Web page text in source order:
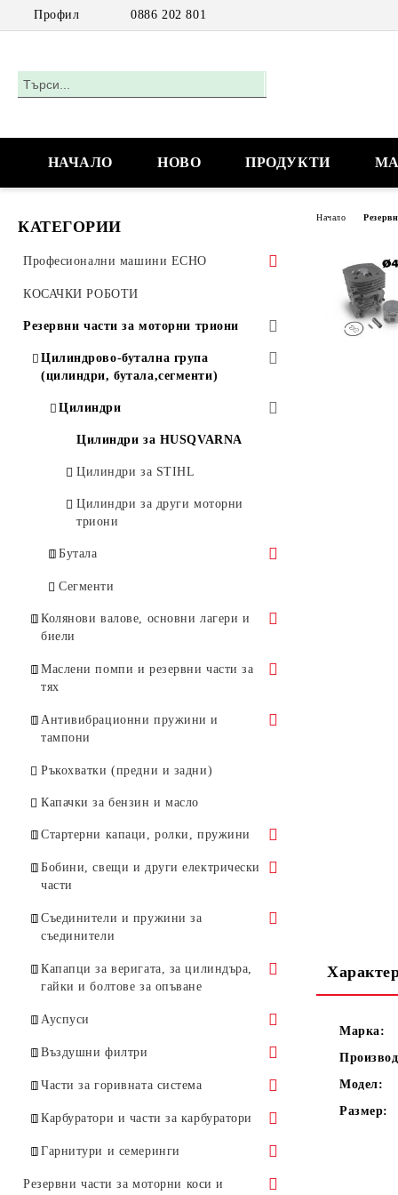
Профил 0886 202 801
НАЧАЛО НОВО ПРОДУКТИ
КАТЕГОРИИ
Професионални машини ECHO
Акумулаторни машини
Моторни триони
Моторни триони за работа с една
ръка
Въздушни метли
Ножици за жив плет
Моторни коси и храсторези
КОСАЧКИ РОБОТИ
Резервни части за моторни триони
Цилиндрово-бутална група
(цилиндри, бутала,сегменти)
Цилиндри
Цилиндри за HUSQVARNA
Цилиндри за STIHL
Цилиндри за други моторни
триони
Бутала
Бутала за Husqvarna
Бутала за Stihl
Сегменти
Колянови валове, основни лагери и
биели
Колянови валове и основни лагери
Маслени помпи и резервни части за
тях
Маслени помпи
Антивибрационни пружини и
тампони
Тампони
Антивибрационни пружини
Ръкохватки (предни и задни)
Капачки за бензин и масло
Стартерни капаци, ролки, пружини
Стартерни капаци
Стартерни пружини
Стартерни дръжки и въжета
Бобини, свещи и други електрически
части
Бобини
Бобини за STIHL
Стоп ключове
Маховик
Съединители и пружини за
съединители
Съединители
Капапци за веригата, за цилиндъра,
гайки и болтове за опъване
Капапци за веригата
Капаци за цилиндъра
Болтове за опъване, планки,
Ауспуси
Ауспуси за HUSQVARNA
Ауспуси за STIHL
Въздушни филтри
Филтри въздушни за
Части за горивната система
Горивни филтри, елементи за тях,
Карбуратори и части за карбуратори
Карбуратори
Карбуратори за HUSQVARNA
Комплекти за ремонт на
Гарнитури и семеринги
Гарнитури
Резервни части за моторни коси и
Начало
Марка:
Модел:
Размер: